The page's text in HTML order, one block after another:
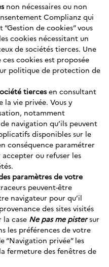
non nécessaires ou non
Complianz qui
de cookies” vous
cookies nécessitant un
de sociétés tierces. Une
cookies est proposée
politique de protection de
tiercesen consultant
vie privée. Vous y
notamment
navigation qu’ils peuvent
disponibles sur le
conséquence paramétrer
ou refuser les
paramètres de votre
peuvent-être
navigateur pour qu’il
des sites visités
la case Ne pas me pistersur
les préférences de votre
“Navigation privée” les
fermeture des fenêtres de